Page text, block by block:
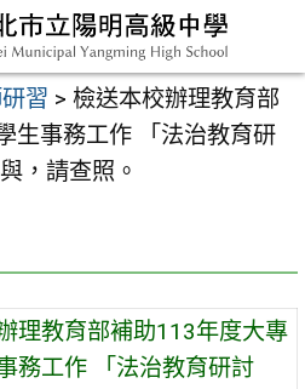
習 > 檢送本校辦理教育部
生事務工作 「法治教育研
，請查照。
理教育部補助113年度大專
務工作 「法治教育研討